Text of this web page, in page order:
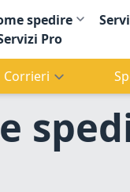
spedire
Pro
Corrieri